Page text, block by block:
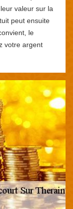
valeur sur la
peut ensuite
le
votre argent